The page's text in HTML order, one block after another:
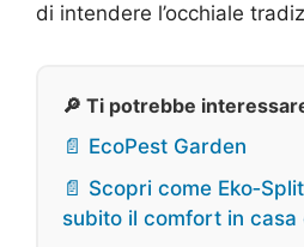
di intendere l’occhiale
🔎 Ti potrebbe
📄 EcoPest Garden
📄 Scopri come
subito il comfort in casa